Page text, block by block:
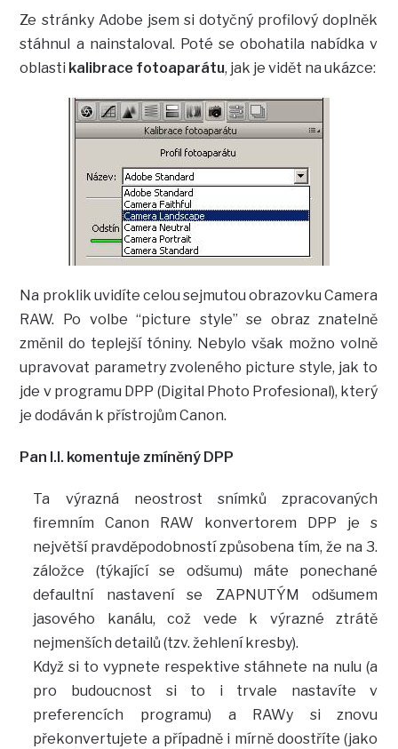
Ze stránky Adobe jsem si dotyčný profilový doplněk
stáhnul a nainstaloval. Poté se obohatila nabídka v
oblasti kalibrace fotoaparátu, jak je vidět na ukázce:
Na proklik uvidíte celou sejmutou obrazovku Camera
RAW. Po volbe “picture style” se obraz znatelně
změnil do teplejší tóniny. Nebylo však možno volně
upravovat parametry zvoleného picture style, jak to
jde v programu DPP (Digital Photo Profesional), který
je dodáván k přístrojům Canon.
Pan I.I. komentuje zmíněný DPP
Ta výrazná neostrost snímků zpracovaných
firemním Canon RAW konvertorem DPP je s
největší pravděpodobností způsobena tím, že na 3.
záložce (týkající se odšumu) máte ponechané
defaultní nastavení se ZAPNUTÝM odšumem
jasového kanálu, což vede k výrazné ztrátě
nejmenších detailů (tzv. žehlení kresby).
Když si to vypnete respektive stáhnete na nulu (a
pro budoucnost si to i trvale nastavíte v
preferencích programu) a RAWy si znovu
překonvertujete a případně i mírně doostříte (jako